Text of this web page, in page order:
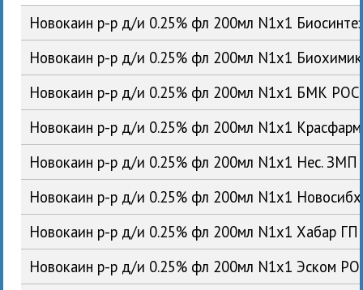
Новокаин р-р д/и 0.25% фл 200мл N1x1
Новокаин р-р д/и 0.25% фл 200мл N1x1
Новокаин р-р д/и 0.25% фл 200мл N1x1 БМК РОС
Новокаин р-р д/и 0.25% фл 200мл N1x1
Новокаин р-р д/и 0.25% фл 200мл N1x1 Нес.
Новокаин р-р д/и 0.25% фл 200мл N1x1
Новокаин р-р д/и 0.25% фл 200мл N1x1 Хабар
Новокаин р-р д/и 0.25% фл 200мл N1x1 Эском